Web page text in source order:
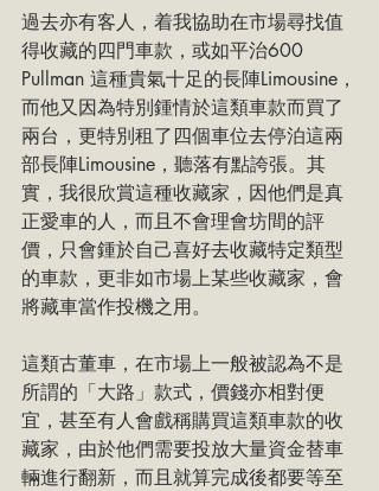
過去亦有客人，着我協助在市場尋找值
得收藏的四門車款，或如平治600
Pullman 這種貴氣十足的長陣Limousine，
而他又因為特別鍾情於這類車款而買了
兩台，更特別租了四個車位去停泊這兩
部長陣Limousine，聽落有點誇張。其
實，我很欣賞這種收藏家，因他們是真
正愛車的人，而且不會理會坊間的評
價，只會鍾於自己喜好去收藏特定類型
的車款，更非如市場上某些收藏家，會
將藏車當作投機之用。
這類古董車，在市場上一般被認為不是
所謂的「大路」款式，價錢亦相對便
宜，甚至有人會戲稱購買這類車款的收
藏家，由於他們需要投放大量資金替車
輛進行翻新，而且就算完成後都要等至